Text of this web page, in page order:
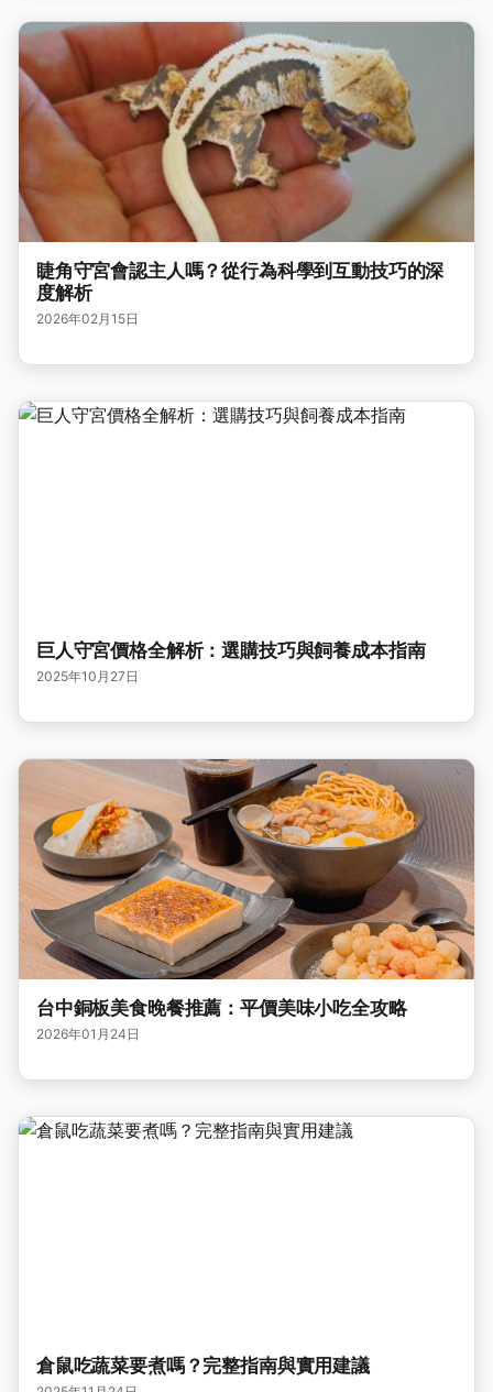
睫角守宮會認主人嗎？從行為科學到互動技巧的深
度解析
2026年02月15日
巨人守宮價格全解析：選購技巧與飼養成本指南
2025年10月27日
台中銅板美食晚餐推薦：平價美味小吃全攻略
2026年01月24日
倉鼠吃蔬菜要煮嗎？完整指南與實用建議